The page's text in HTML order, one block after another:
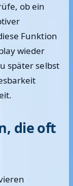
ob ein
Funktion
wieder
später selbst
die oft